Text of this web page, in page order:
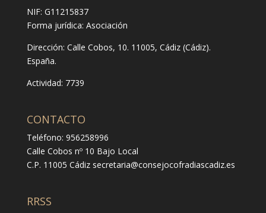
NIF: G11215837
Forma jurídica: Asociación
Dirección: Calle Cobos, 10. 11005, Cádiz (Cádiz).
España.
Actividad: 7739
CONTACTO
Teléfono: 956258996
Calle Cobos nº 10 Bajo Local
C.P. 11005 Cádiz secretaria@consejocofradiascadiz.es
RRSS